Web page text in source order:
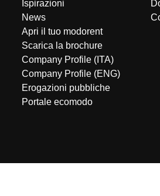
Ispirazioni
News
Apri il tuo modorent
Scarica la brochure
Company Profile (ITA)
Company Profile (ENG)
Erogazioni pubbliche
Portale ecomodo